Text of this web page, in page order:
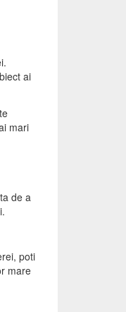
ai
mari
de a
poti
mare